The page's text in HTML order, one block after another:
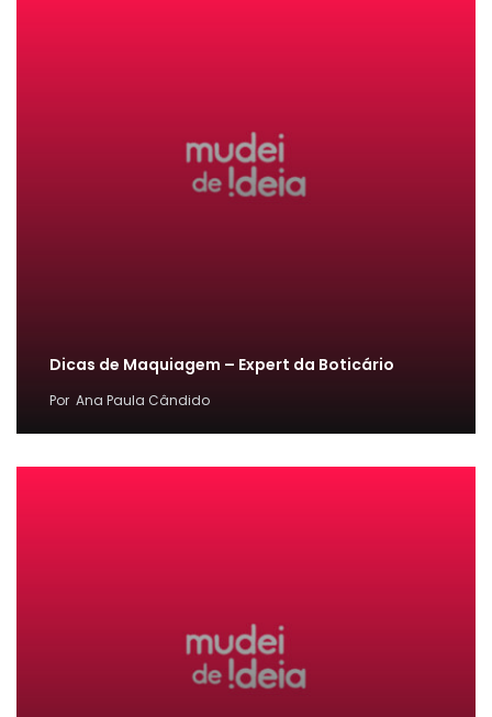
Dicas de Maquiagem – Expert da Boticário
Por Ana Paula Cândido